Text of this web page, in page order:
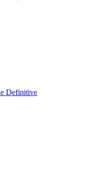
Definitive